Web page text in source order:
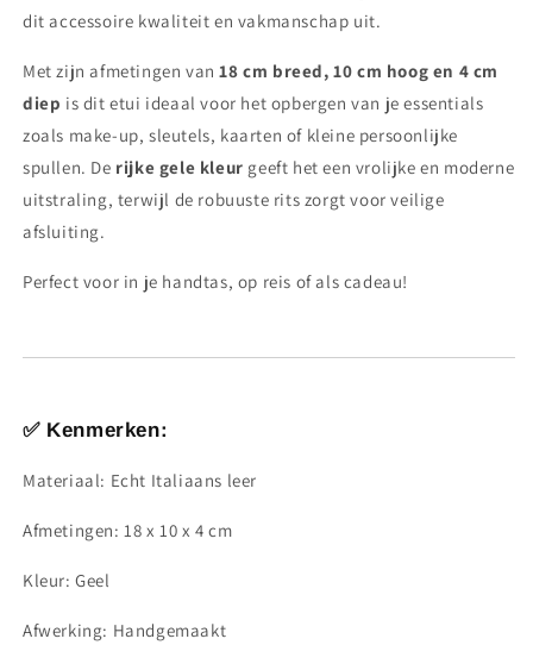
cm
cm
dit accessoire kwaliteit en vakmanschap uit.
Met zijn afmetingen van18 cm breed, 10 cm hoog en 4 cm
diep is dit etui ideaal voor het opbergen van je essentials
zoals make-up, sleutels, kaarten of kleine persoonlijke
spullen. De rijke gele kleur geeft het een vrolijke en moderne
uitstraling, terwijl de robuuste rits zorgt voor veilige
afsluiting.
Perfect voor in je handtas, op reis of als cadeau!
✅ Kenmerken:
Materiaal: Echt Italiaans leer
Afmetingen: 18 x 10 x 4 cm
Kleur: Geel
Afwerking: Handgemaakt